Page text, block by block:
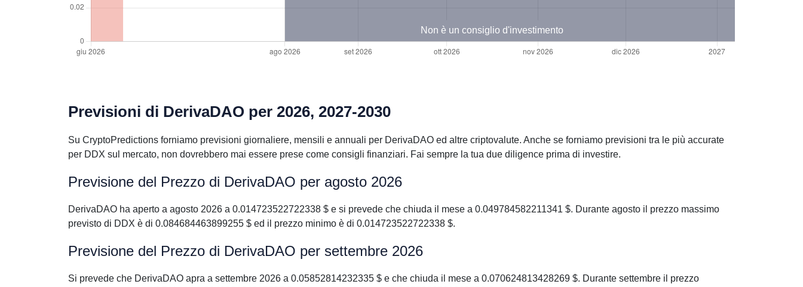
Non è un consiglio d'investimento
Previsioni di DerivaDAO per 2026, 2027-2030
Su CryptoPredictions forniamo previsioni giornaliere, mensili e annuali per DerivaDAO ed altre criptovalute. Anche se forniamo previsioni tra le più accurate
per DDX sul mercato, non dovrebbero mai essere prese come consigli finanziari. Fai sempre la tua due diligence prima di investire.
Previsione del Prezzo di DerivaDAO per agosto 2026
DerivaDAO ha aperto a agosto 2026 a 0.014723522722338 $ e si prevede che chiuda il mese a 0.049784582211341 $. Durante agosto il prezzo massimo
previsto di DDX è di 0.084684463899255 $ ed il prezzo minimo è di 0.014723522722338 $.
Previsione del Prezzo di DerivaDAO per settembre 2026
Si prevede che DerivaDAO apra a settembre 2026 a 0.05852814232335 $ e che chiuda il mese a 0.070624813428269 $. Durante settembre il prezzo